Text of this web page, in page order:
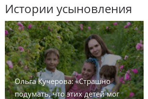
Истории усыновления
Ольга Кучерова: «Страшно
подумать, что этих детей мог